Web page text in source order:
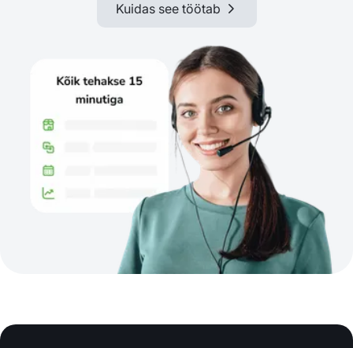
Kuidas see töötab